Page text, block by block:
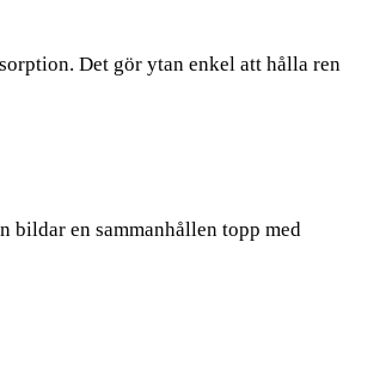
Det gör ytan enkel att hålla ren
bildar en sammanhållen topp med